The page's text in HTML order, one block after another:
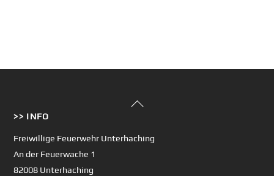
Back
>> INFO
Freiwillige Feuerwehr Unterhaching
An der Feuerwache 1
82008 Unterhaching